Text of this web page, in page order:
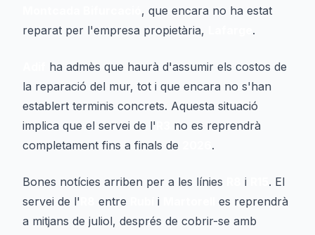
, que encara no ha estat
reparat per l'empresa propietària,
.
ha admès que haurà d'assumir els costos de
la reparació del mur, tot i que encara no s'han
establert terminis concrets. Aquesta situació
implica que el servei de l'
no es reprendrà
completament fins a finals de
.
Bones notícies arriben per a les línies i
. El
servei de l'
entre i
es reprendrà
a mitjans de juliol, després de cobrir-se amb